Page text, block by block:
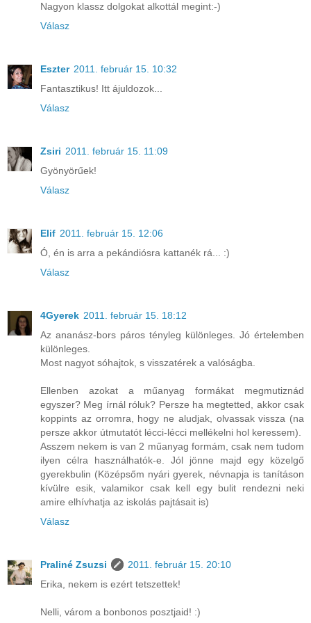
Nagyon klassz dolgokat alkottál megint:-)
Válasz
Eszter 2011. február 15. 10:32
Fantasztikus! Itt ájuldozok...
Válasz
Zsiri 2011. február 15. 11:09
Gyönyörűek!
Válasz
Elif 2011. február 15. 12:06
Ó, én is arra a pekándiósra kattanék rá... :)
Válasz
4Gyerek 2011. február 15. 18:12
Az ananász-bors páros tényleg különleges. Jó értelemben
különleges.
Most nagyot sóhajtok, s visszatérek a valóságba.
Ellenben azokat a műanyag formákat megmutiznád
egyszer? Meg írnál róluk? Persze ha megtetted, akkor csak
koppints az orromra, hogy ne aludjak, olvassak vissza (na
persze akkor útmutatót lécci-lécci mellékelni hol keressem).
Asszem nekem is van 2 műanyag formám, csak nem tudom
ilyen célra használhatók-e. Jól jönne majd egy közelgő
gyerekbulin (Középsőm nyári gyerek, névnapja is tanításon
kívülre esik, valamikor csak kell egy bulit rendezni neki
amire elhívhatja az iskolás pajtásait is)
Válasz
Praliné Zsuzsi
2011. február 15. 20:10
Erika, nekem is ezért tetszettek!
Nelli, várom a bonbonos posztjaid! :)